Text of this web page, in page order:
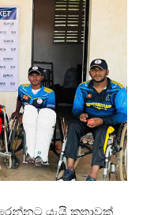
යැයි කතාවක්